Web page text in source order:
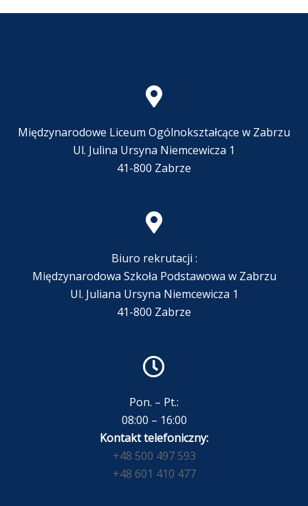
Międzynarodowe Liceum Ogólnokształcące w Zabrzu
Ul. Julina Ursyna Niemcewicza 1
41-800 Zabrze
Biuro rekrutacji :
Międzynarodowa Szkoła Podstawowa w Zabrzu
Ul. Juliana Ursyna Niemcewicza 1
41-800 Zabrze
Pon. – Pt.:
08:00 – 16:00
Kontakt telefoniczny:
+48 500 497 593
+48 601 410 477